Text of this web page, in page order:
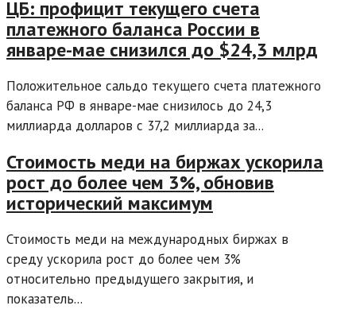
ЦБ: профицит текущего счета
платежного баланса России в
январе-мае снизился до $24,3 млрд
Положительное сальдо текущего счета платежного
баланса РФ в январе-мае снизилось до 24,3
миллиарда долларов с 37,2 миллиарда за...
Стоимость меди на биржах ускорила
рост до более чем 3%, обновив
исторический максимум
Стоимость меди на международных биржах в
среду ускорила рост до более чем 3%
относительно предыдущего закрытия, и
показатель...